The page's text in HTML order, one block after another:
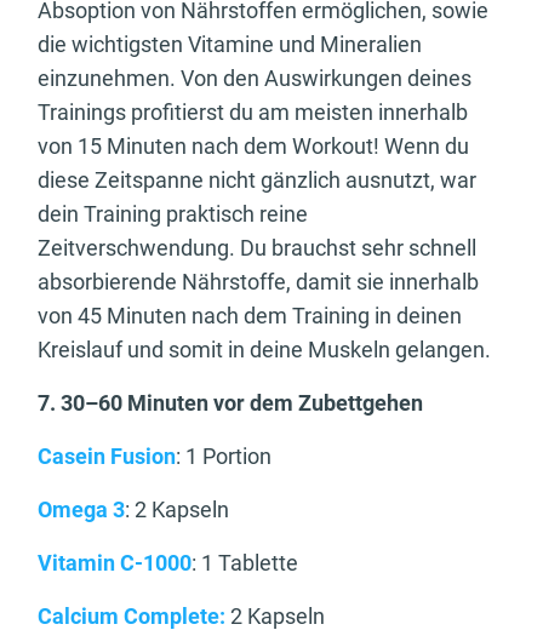
Absoption von Nährstoffen ermöglichen, sowie
die wichtigsten Vitamine und Mineralien
einzunehmen. Von den Auswirkungen deines
Trainings profitierst du am meisten innerhalb
von 15 Minuten nach dem Workout! Wenn du
diese Zeitspanne nicht gänzlich ausnutzt, war
dein Training praktisch reine
Zeitverschwendung. Du brauchst sehr schnell
absorbierende Nährstoffe, damit sie innerhalb
von 45 Minuten nach dem Training in deinen
Kreislauf und somit in deine Muskeln gelangen.
7. 30–60 Minuten vor dem Zubettgehen
Casein Fusion: 1 Portion
Omega 3: 2 Kapseln
Vitamin C-1000: 1 Tablette
Calcium Complete: 2 Kapseln